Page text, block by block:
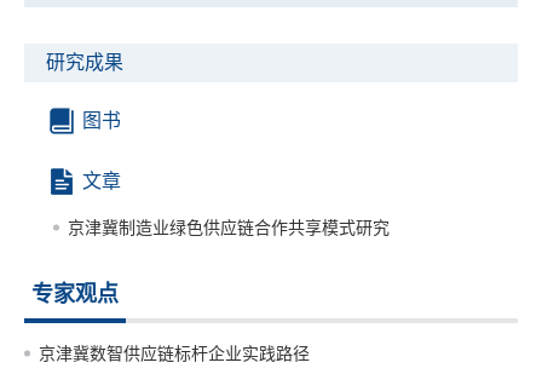
研究成果
图书
文章
京津冀制造业绿色供应链合作共享模式研究
专家观点
京津冀数智供应链标杆企业实践路径